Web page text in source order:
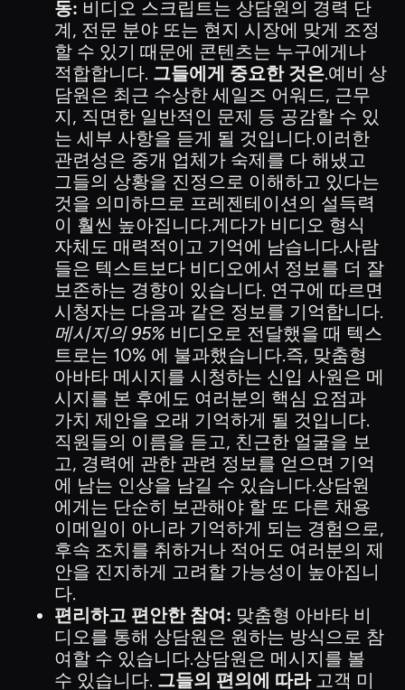
동: 비디오 스크립트는 상담원의 경력 단
계, 전문 분야 또는 현지 시장에 맞게 조정
할 수 있기 때문에 콘텐츠는 누구에게나
적합합니다. 그들에게 중요한 것은.예비 상
담원은 최근 수상한 세일즈 어워드, 근무
지, 직면한 일반적인 문제 등 공감할 수 있
는 세부 사항을 듣게 될 것입니다.이러한
관련성은 중개 업체가 숙제를 다 해냈고
그들의 상황을 진정으로 이해하고 있다는
것을 의미하므로 프레젠테이션의 설득력
이 훨씬 높아집니다.게다가 비디오 형식
자체도 매력적이고 기억에 남습니다.사람
들은 텍스트보다 비디오에서 정보를 더 잘
보존하는 경향이 있습니다. 연구에 따르면
시청자는 다음과 같은 정보를 기억합니다.
메시지의 95% 비디오로 전달했을 때 텍스
트로는 10% 에 불과했습니다.즉, 맞춤형
아바타 메시지를 시청하는 신입 사원은 메
시지를 본 후에도 여러분의 핵심 요점과
가치 제안을 오래 기억하게 될 것입니다.
직원들의 이름을 듣고, 친근한 얼굴을 보
고, 경력에 관한 관련 정보를 얻으면 기억
에 남는 인상을 남길 수 있습니다.상담원
에게는 단순히 보관해야 할 또 다른 채용
이메일이 아니라 기억하게 되는 경험으로,
후속 조치를 취하거나 적어도 여러분의 제
안을 진지하게 고려할 가능성이 높아집니
다.
편리하고 편안한 참여: 맞춤형 아바타 비
디오를 통해 상담원은 원하는 방식으로 참
여할 수 있습니다.상담원은 메시지를 볼
수 있습니다. 그들의 편의에 따라고객 미